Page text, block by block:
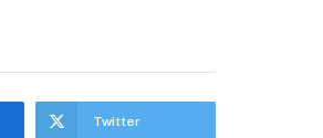
Twitter